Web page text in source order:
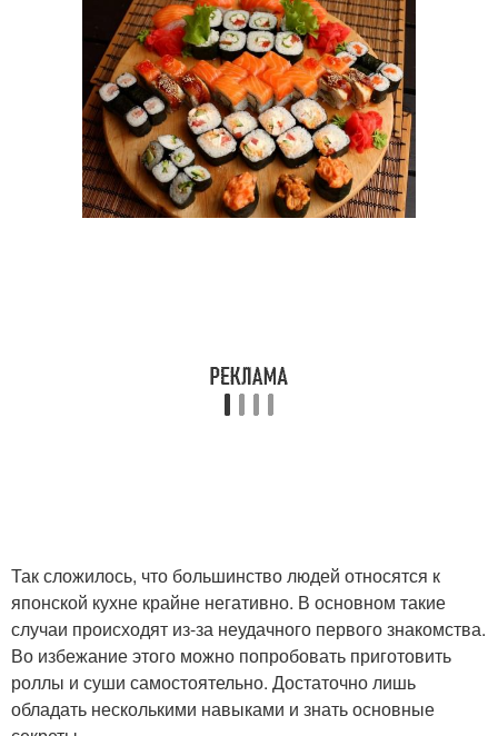
Так сложилось, что большинство людей относятся к
японской кухне крайне негативно. В основном такие
случаи происходят из-за неудачного первого знакомства.
Во избежание этого можно попробовать приготовить
роллы и суши самостоятельно. Достаточно лишь
обладать несколькими навыками и знать основные